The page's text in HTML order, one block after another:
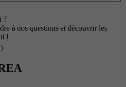
?
à nos questions et découvrir les
!
)